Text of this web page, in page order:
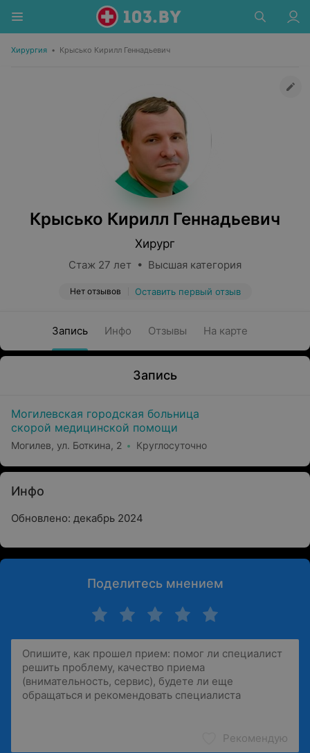
Хирургия • Крысько Кирилл Геннадьевич
Крысько Кирилл Геннадьевич
Хирург
Стаж 27 лет • Высшая категория
Нет отзывов Оставить первый отзыв
Запись Инфо Отзывы На карте
Запись
Могилевская городская больница
скорой медицинской помощи
Могилев, ул. Боткина, 2 Круглосуточно
Инфо
Обновлено: декабрь 2024
Поделитесь мнением
Рекомендую